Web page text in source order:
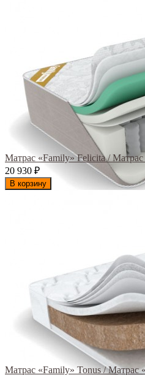
Матрас «Family» Felicita /
20 930 ₽
В корзину
Матрас «Family» Tonus / Матрас